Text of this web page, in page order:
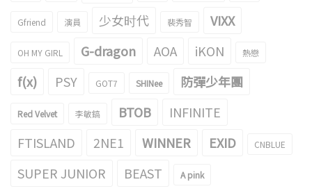
Gfriend 演員 少女时代 裴秀智 VIXX
OH MY GIRL G-dragon AOA iKON 熱戀
f(x) PSY GOT7 SHINee 防彈少年團
Red Velvet 李敏鎬 BTOB
INFINITE
FTISLAND
2NE1 WINNER EXID CNBLUE
SUPER JUNIOR BEAST A pink